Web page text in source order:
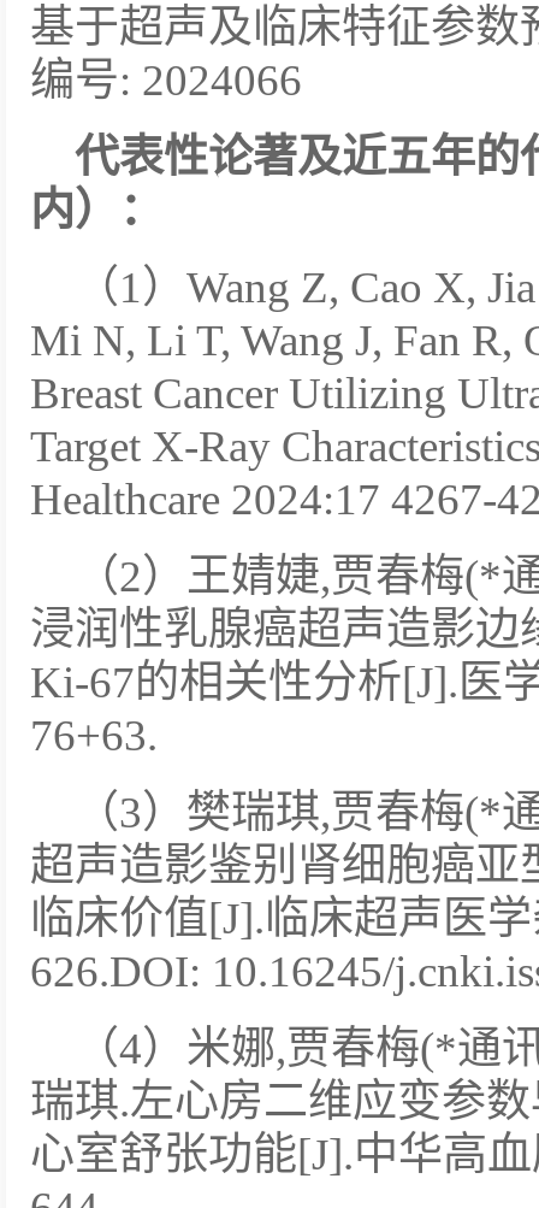
基于超声及临床特征参
编号: 2024066
代表性论著及近五年的
内）：
（1）Wang Z, Cao X,
Mi N, Li T, Wang J, Fan R,
Breast Cancer Utilizing
Target X-Ray
Healthcare 2024:17 4267-
（2）王婧婕,贾春梅(*
浸润性乳腺癌超声造影
Ki-67的相关性分析[J].医
76+63.
（3）樊瑞琪,贾春梅(*
超声造影鉴别肾细胞癌
临床价值[J].临床超声医
626.DOI: 10.16245/
（4）米娜,贾春梅(*通
瑞琪.左心房二维应变参
心室舒张功能[J].中华高